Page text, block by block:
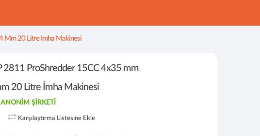
Mm 20 Litre Imha Makinesi
2811 ProShredder 15CC 4x35 mm
20 Litre İmha Makinesi
ŞİRKETİ
Karşılaştırma Listesine Ekle